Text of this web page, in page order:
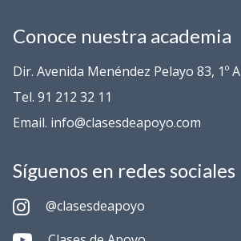
Conoce nuestra academia
Dir. Avenida Menéndez Pelayo 83, 1º A
Tel. 91 212 32 11
Email. info@clasesdeapoyo.com
Síguenos en redes sociales
@clasesdeapoyo